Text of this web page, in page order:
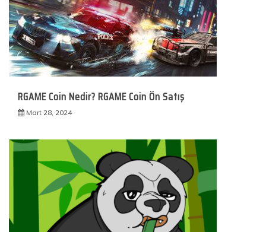
RGAME Coin Nedir? RGAME Coin Ön Satış
Mart 28, 2024